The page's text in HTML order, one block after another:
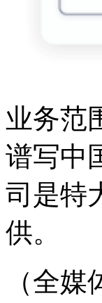
业务范
谱写中
司是特
供。
（全